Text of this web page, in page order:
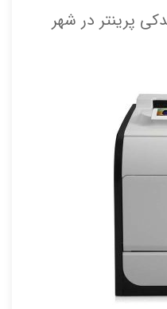
پرینتر در شهر